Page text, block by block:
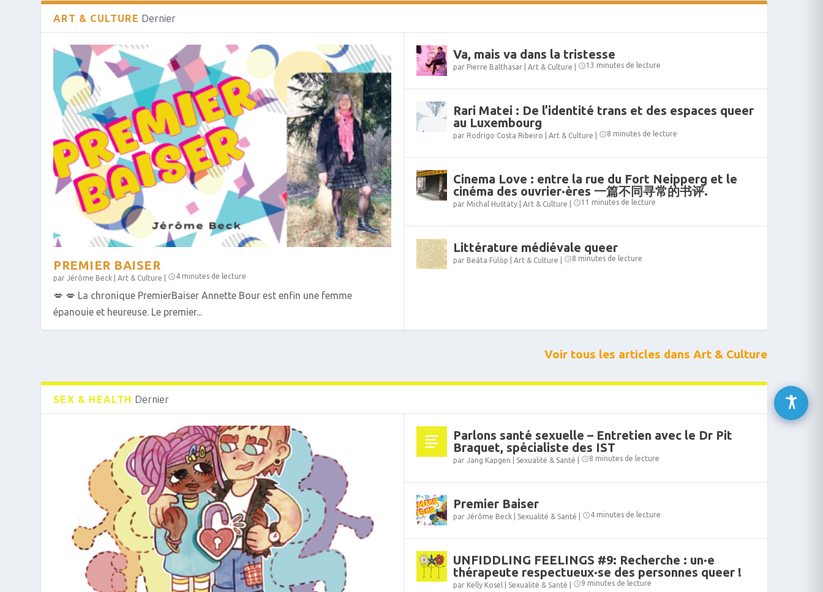
ART & CULTURE Dernier
PREMIER BAISER
parJérôme Beck |Art & Culture 4 minutes de lecture
💋 💋 La chronique PremierBaiser Annette Bour est enfin une femme
épanouie et heureuse. Le premier...
Va, mais va dans la tristesse
par Pierre Balthasar Art & Culture 13 minutes de lecture
Rari Matei : De l’identité trans et des espaces queer
au Luxembourg
par Rodrigo Costa Ribeiro Art & Culture 8 minutes de lecture
Cinema Love : entre la rue du Fort Neipperg et le
cinéma des ouvrier·ères 一篇不同寻常的书评.
par Michal Huštaty Art & Culture 11 minutes de lecture
Littérature médiévale queer
par Beáta Fülöp Art & Culture 8 minutes de lecture
Voir tous les articles dans Art & Culture
SEX & HEALTH Dernier
Parlons santé sexuelle – Entretien avec le Dr Pit
Braquet, spécialiste des IST
par Jang Kapgen Sexualité & Santé 8 minutes de lecture
Premier Baiser
par Jérôme Beck Sexualité & Santé 4 minutes de lecture
UNFIDDLING FEELINGS #9: Recherche : un·e
thérapeute respectueux·se des personnes queer !
par Kelly Kosel Sexualité & Santé 9 minutes de lecture